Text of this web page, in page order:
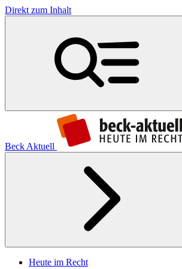
Direkt zum Inhalt
Beck Aktuell
Heute im Recht